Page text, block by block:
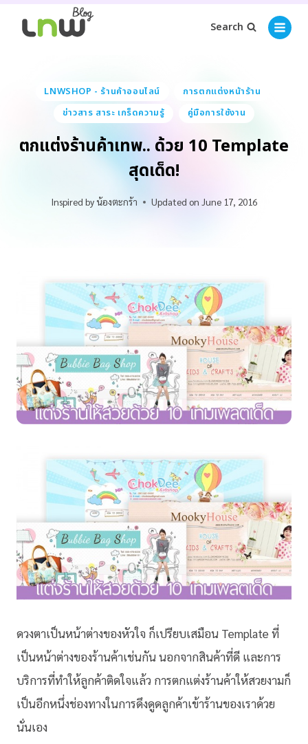
Search
LNWSHOP - ร้านค้าออนไลน์
การตกแต่งหน้าร้าน
ข่าวสาร สาระ เกร็ดความรู้
คู่มือการใช้งาน
ตกแต่งร้านค้าเทพ.. ด้วย 10 Template
สุดเด็ด!
Inspired by น้องตะกร้า Updated on June 17, 2016
ดวงตาเป็นหน้าต่างของหัวใจ ก็เปรียบเสมือน Template ที่
เป็นหน้าต่างของร้านค้าเช่นกัน นอกจากสินค้าที่ดี และการ
บริการที่ทำให้ลูกค้าติดใจแล้ว การตกแต่งร้านค้าให้สวยงามก็
เป็นอีกหนึ่งช่องทางในการดึงดูดลูกค้าเข้าร้านของเราด้วย
นั่นเอง